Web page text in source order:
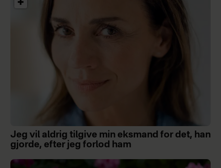
Jeg vil aldrig tilgive min eksmand for det, han
gjorde, efter jeg forlod ham